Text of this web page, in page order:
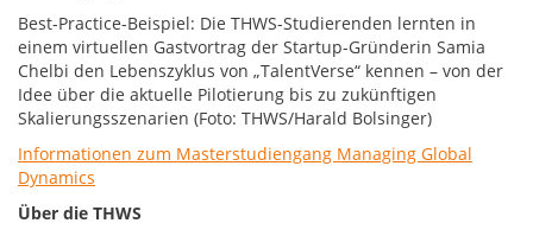
Best-Practice-Beispiel: Die THWS-Studierenden lernten in
einem virtuellen Gastvortrag der Startup-Gründerin Samia
Chelbi den Lebenszyklus von „TalentVerse“ kennen – von der
Idee über die aktuelle Pilotierung bis zu zukünftigen
Skalierungsszenarien (Foto: THWS/Harald Bolsinger)
Informationen zum Masterstudiengang Managing Global
Dynamics
Über die THWS